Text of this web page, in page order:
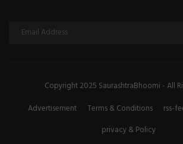
Copyright 2025 SaurashtraBhoomi - All
Advertisement
Terms & Conditions rss-
privacy & Policy